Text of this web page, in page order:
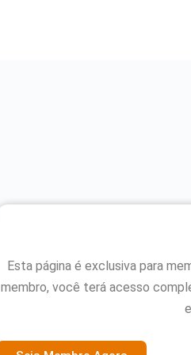
Esta página é exclusiva para
membro, você terá acesso